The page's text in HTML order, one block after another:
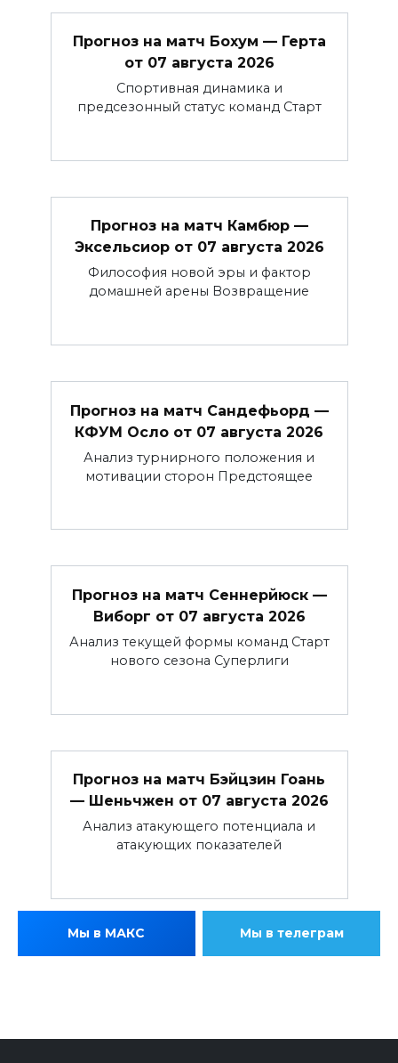
Прогноз на матч Бохум — Герта
от 07 августа 2026
Спортивная динамика и
предсезонный статус команд Старт
Прогноз на матч Камбюр —
Эксельсиор от 07 августа 2026
Философия новой эры и фактор
домашней арены Возвращение
Прогноз на матч Сандефьорд —
КФУМ Осло от 07 августа 2026
Анализ турнирного положения и
мотивации сторон Предстоящее
Прогноз на матч Сеннерйюск —
Виборг от 07 августа 2026
Анализ текущей формы команд Старт
нового сезона Суперлиги
Прогноз на матч Бэйцзин Гоань
— Шеньчжен от 07 августа 2026
Анализ атакующего потенциала и
атакующих показателей
Мы в МАКС Мы в телеграм